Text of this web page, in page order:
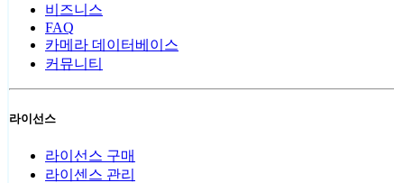
비즈니스
FAQ
카메라 데이터베이스
커뮤니티
라이선스
라이선스 구매
라이센스 관리